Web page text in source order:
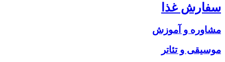
سفارش غذا
مشاوره و آموزش
موسیقی و تئاتر